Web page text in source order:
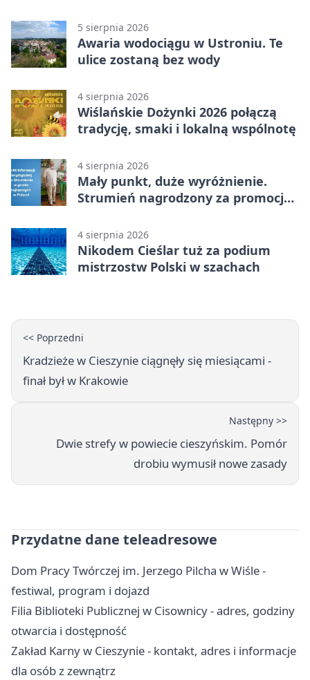
5 sierpnia 2026
Awaria wodociągu w Ustroniu. Te
ulice zostaną bez wody
4 sierpnia 2026
Wiślańskie Dożynki 2026 połączą
tradycję, smaki i lokalną wspólnotę
4 sierpnia 2026
Mały punkt, duże wyróżnienie.
Strumień nagrodzony za promocję
4 sierpnia 2026
Nikodem Cieślar tuż za podium
mistrzostw Polski w szachach
<< Poprzedni
Kradzieże w Cieszynie ciągnęły się miesiącami -
finał był w Krakowie
Następny >>
Dwie strefy w powiecie cieszyńskim. Pomór
drobiu wymusił nowe zasady
Przydatne dane teleadresowe
Dom Pracy Twórczej im. Jerzego Pilcha w Wiśle -
festiwal, program i dojazd
Filia Biblioteki Publicznej w Cisownicy - adres, godziny
otwarcia i dostępność
Zakład Karny w Cieszynie - kontakt, adres i informacje
dla osób z zewnątrz